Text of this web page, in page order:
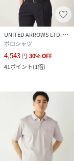
UNITED ARROWS LTD. OUTLET
ポロシャツ
4,543円 30%OFF
41ポイント(1倍)